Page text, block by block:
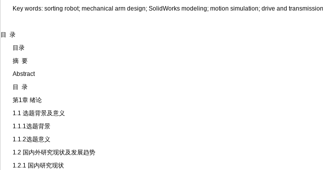
Key words: sorting robot; mechanical arm design; SolidWorks modeling; motion simulation; drive and
目 录
目录
摘 要
Abstract
目 录
第1章 绪论
1.1 选题背景及意义
1.1.1选题背景
1.1.2选题意义
1.2 国内外研究现状及发展趋势
1.2.1 国内研究现状